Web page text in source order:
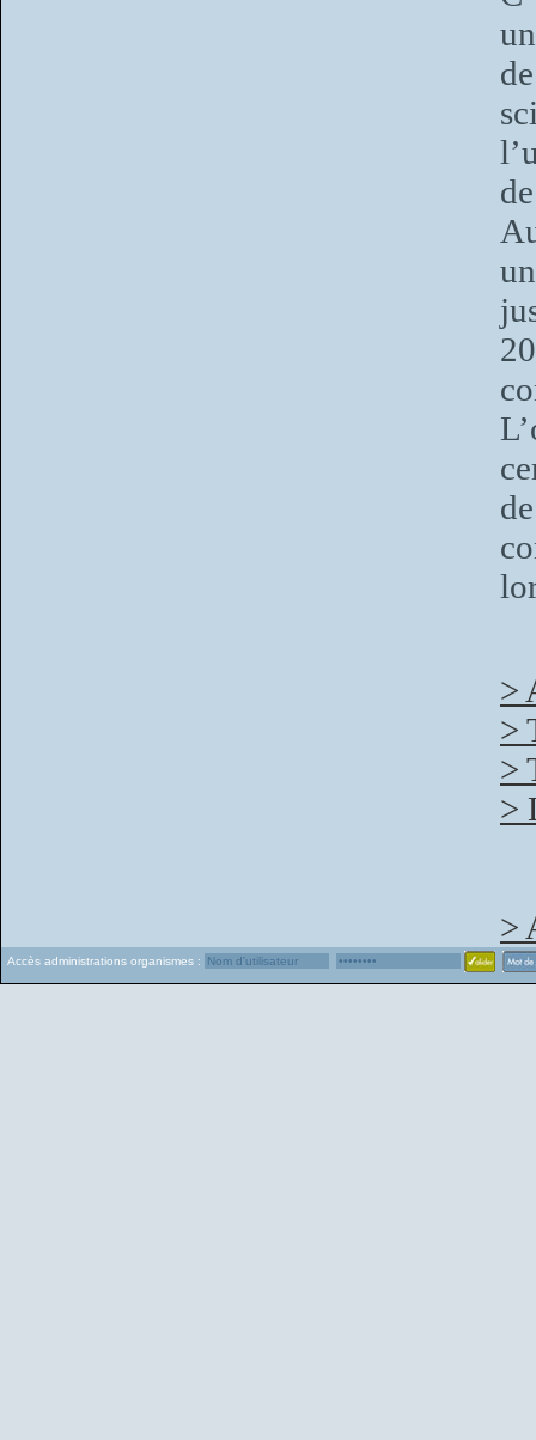
>
>
>
>
>
Accès administrations organismes :